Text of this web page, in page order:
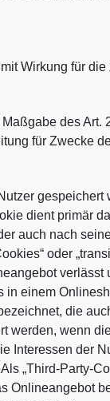
Wirkung für
des Art.
für Zwecke
gespeichert
dient primär
auch nach
oder
verlässt
in einem
die
werden, wenn
Interessen der
„Third-Party-
Onlineangebot